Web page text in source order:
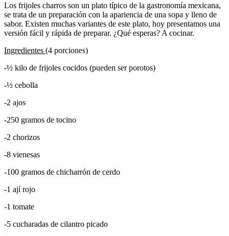
Los frijoles charros son un plato típico de la gastronomía mexicana,
se trata de un preparación con la apariencia de una sopa y lleno de
sabor. Existen muchas variantes de este plato, hoy presentamos una
versión fácil y rápida de preparar. ¿Qué esperas? A cocinar.
Ingredientes (4 porciones)
-½ kilo de frijoles cocidos (pueden ser porotos)
-½ cebolla
-2 ajos
-250 gramos de tocino
-2 chorizos
-8 vienesas
-100 gramos de chicharrón de cerdo
-1 ají rojo
-1 tomate
-5 cucharadas de cilantro picado